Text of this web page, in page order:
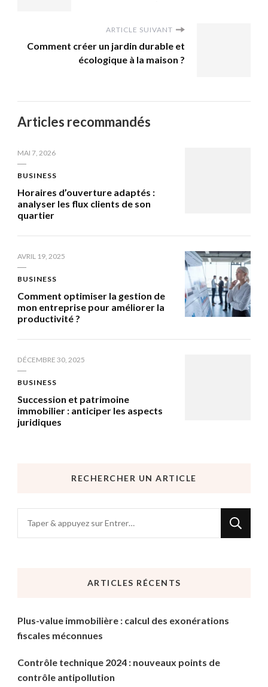
ARTICLE SUIVANT
Comment créer un jardin durable et
écologique à la maison ?
Articles recommandés
MAI 7, 2026
BUSINESS
Horaires d’ouverture adaptés :
analyser les flux clients de son
quartier
AVRIL 19, 2025
BUSINESS
Comment optimiser la gestion de
mon entreprise pour améliorer la
productivité ?
DÉCEMBRE 30, 2025
BUSINESS
Succession et patrimoine
immobilier : anticiper les aspects
juridiques
RECHERCHER UN ARTICLE
recherchiez
ARTICLES RÉCENTS
Plus-value immobilière : calcul des exonérations
fiscales méconnues
Contrôle technique 2024 : nouveaux points de
contrôle antipollution